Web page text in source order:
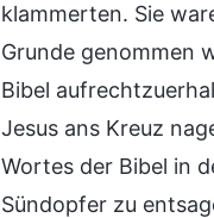
klammerten. Sie
Grunde genommen
Bibel
Jesus ans Kreuz
Wortes der Bibel in
Sündopfer zu